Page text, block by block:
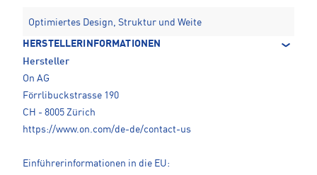
Optimiertes Design, Struktur und Weite
HERSTELLERINFORMATIONEN
Hersteller
On AG
Förrlibuckstrasse 190
CH - 8005 Zürich
https://www.on.com/de-de/contact-us
Einführerinformationen in die EU: